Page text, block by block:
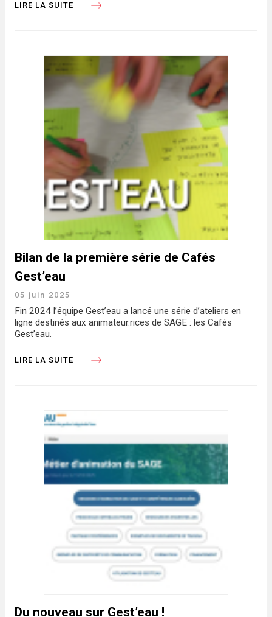
LIRE LA SUITE
Bilan de la première série de Cafés
Gest’eau
05 juin 2025
Fin 2024 l’équipe Gest’eau a lancé une série d’ateliers en
ligne destinés aux animateur.rices de SAGE : les Cafés
Gest’eau.
LIRE LA SUITE
Du nouveau sur Gest’eau !